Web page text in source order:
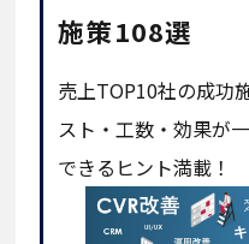
施策108選
売上TOP10社の成功
スト・工数・効果が
できるヒント満載！